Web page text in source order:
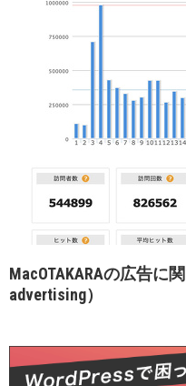
MacOTAKARAの広告に
advertising）